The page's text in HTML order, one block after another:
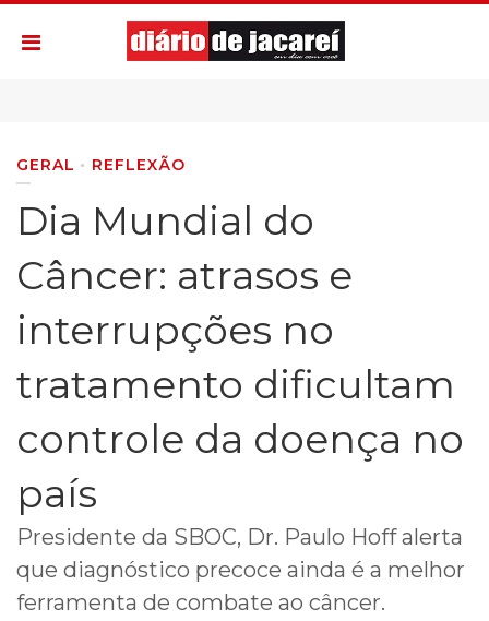
GERAL REFLEXÃO
Dia Mundial do
Câncer: atrasos e
interrupções no
tratamento dificultam
controle da doença no
país
Presidente da SBOC, Dr. Paulo Hoff alerta
que diagnóstico precoce ainda é a melhor
ferramenta de combate ao câncer.